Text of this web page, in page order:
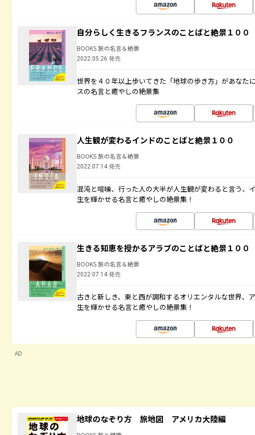
自分らしく生きるフランスのことばと絶景１００
BOOKS 旅の名言＆絶景
2022.05.26 発売
世界を４０年以上歩いてきた「地球の歩き方」があなた
スの名言と癒やしの絶景集
人生観が変わるインドのことばと絶景１００
BOOKS 旅の名言＆絶景
2022.07.14 発売
混沌と喧噪、行った人の大半が人生観が変わると言う、
生を輝かせる名言と癒やしの絶景集！
生きる知恵を授かるアラブのことばと絶景１００
BOOKS 旅の名言＆絶景
2022.07.14 発売
古きと新しき、東と西が調和するオリエンタルな世界、
生を輝かせる名言と癒やしの絶景集！
AD
地球のなぞり方 旅地図 アメリカ大陸編